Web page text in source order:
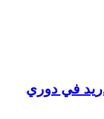
في دوري